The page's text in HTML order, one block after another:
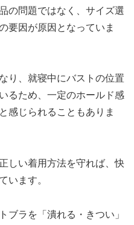
の問題ではなく、サイズ選
要因が原因となっていま
り、就寝中にバストの位置
るため、一定のホールド感
感じられることもありま
しい着用方法を守れば、快
います。
ブラを「潰れる・きつい」